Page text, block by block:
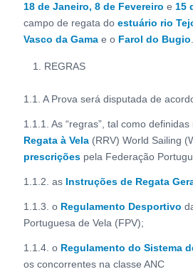
18 de Janeiro, 8 de Fevereiro e 15
campo de regata do estuário rio
Vasco da Gama e o Farol do Bugio
REGRAS
1.1. A Prova será disputada de
1.1.1. As “regras”, tal como definidas
Regata à Vela (RRV) World Sailing
prescrições pela Federação
1.1.2. as Instruções de Regata
1.1.3. o Regulamento Desportivo
Portuguesa de Vela (FPV);
1.1.4. o Regulamento do Sistema
os concorrentes na classe ANC